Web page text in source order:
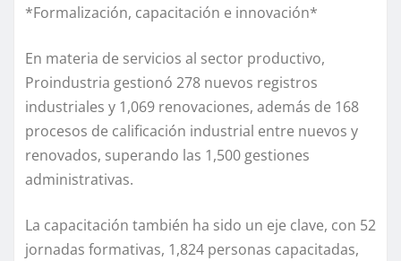
*Formalización, capacitación e innovación*
En materia de servicios al sector productivo,
Proindustria gestionó 278 nuevos registros
industriales y 1,069 renovaciones, además de 168
procesos de calificación industrial entre nuevos y
renovados, superando las 1,500 gestiones
administrativas.
La capacitación también ha sido un eje clave, con 52
jornadas formativas, 1,824 personas capacitadas,